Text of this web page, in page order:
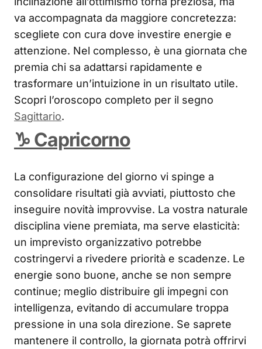
va accompagnata da maggiore concretezza:
scegliete con cura dove investire energie e
attenzione. Nel complesso, è una giornata che
premia chi sa adattarsi rapidamente e
trasformare un’intuizione in un risultato utile.
Scopri l’oroscopo completo per il segno
Sagittario.
♑ Capricorno
La configurazione del giorno vi spinge a
consolidare risultati già avviati, piuttosto che
inseguire novità improvvise. La vostra naturale
disciplina viene premiata, ma serve elasticità:
un imprevisto organizzativo potrebbe
costringervi a rivedere priorità e scadenze. Le
energie sono buone, anche se non sempre
continue; meglio distribuire gli impegni con
intelligenza, evitando di accumulare troppa
pressione in una sola direzione. Se saprete
mantenere il controllo, la giornata potrà offrirvi